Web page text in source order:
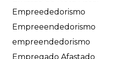
Empreededorismo
Empreeendedorismo
empreendedorismo
Empregado Afastado